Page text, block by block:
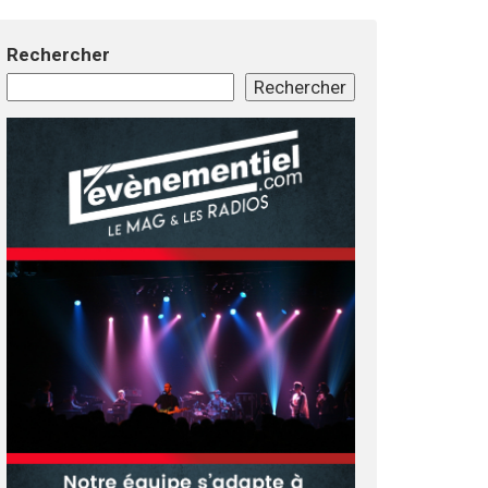
Rechercher
Rechercher